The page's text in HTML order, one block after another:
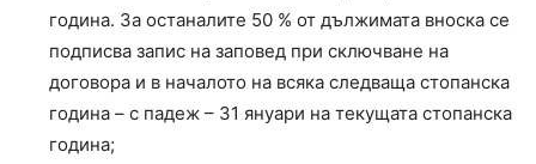
година. За останалите 50 % от дължимата вноска се
подписва запис на заповед при сключване на
договора и в началото на всяка следваща стопанска
година – с падеж – 31 януари на текущата стопанска
година;